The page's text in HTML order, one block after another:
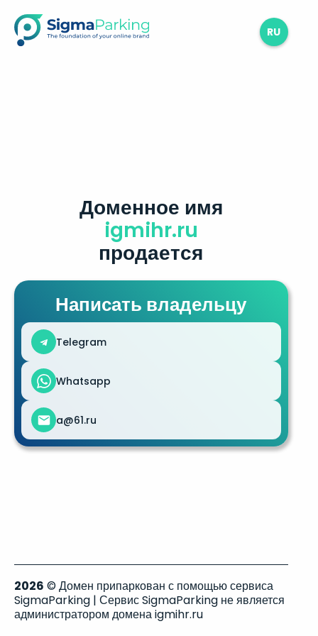
RU
Доменное имя
igmihr.ru
продается
Написать владельцу
Telegram
Whatsapp
a@61.ru
2026 © Домен припаркован с помощью сервиса
SigmaParking | Сервис SigmaParking не является
администратором домена igmihr.ru